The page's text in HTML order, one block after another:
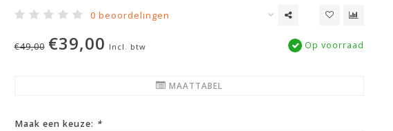
0 beoordelingen
€49,00 €39,00 Incl. btw Op voorraad
MAATTABEL
Maak een keuze: *